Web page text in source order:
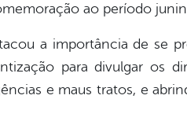
ao período
a importância de se
para divulgar os
e maus tratos, e